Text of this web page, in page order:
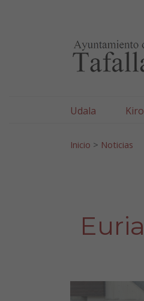
Udala
Inicio > Noticias